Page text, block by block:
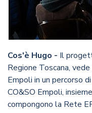
Cos'è Hugo - Il
Regione Toscana,
Empoli in un percorso
CO&SO Empoli,
compongono la Rete